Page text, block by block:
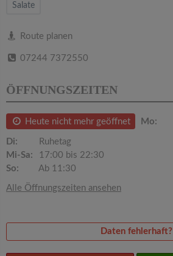
Salate
Route planen
07244 7372550
ÖFFNUNGSZEITEN
Heute nicht mehr geöffnet Mo:
Di:
Ruhetag
Mi-Sa:
17:00 bis 22:30
So:
Ab 11:30
Alle Öffnungszeiten ansehen
Daten fehlerhaft?
g
a
t
i
o
n